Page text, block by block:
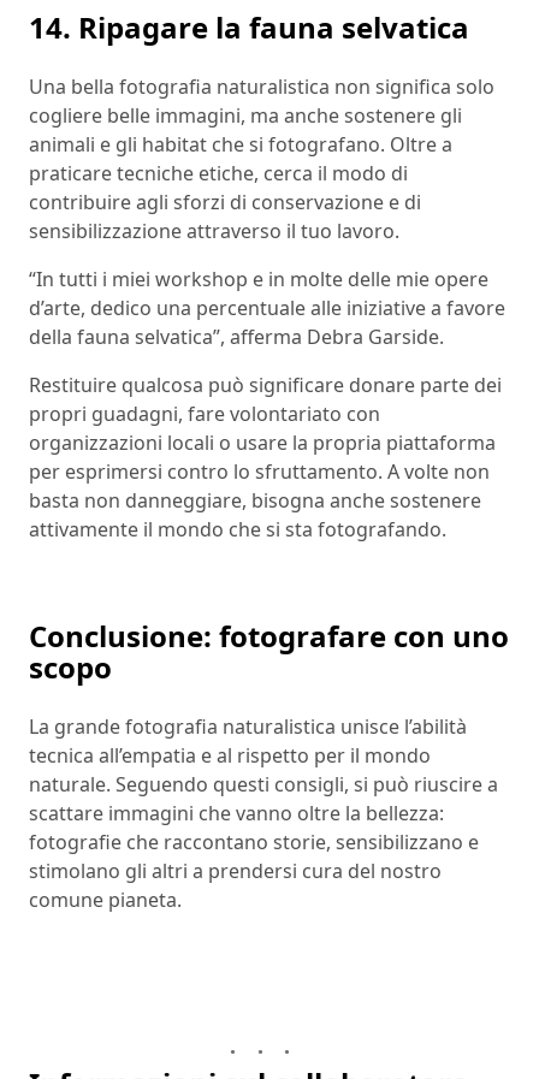
14. Ripagare la fauna selvatica
Una bella fotografia naturalistica non significa solo
cogliere belle immagini, ma anche sostenere gli
animali e gli habitat che si fotografano. Oltre a
praticare tecniche etiche, cerca il modo di
contribuire agli sforzi di conservazione e di
sensibilizzazione attraverso il tuo lavoro.
“In tutti i miei workshop e in molte delle mie opere
d’arte, dedico una percentuale alle iniziative a favore
della fauna selvatica”, afferma Debra Garside.
Restituire qualcosa può significare donare parte dei
propri guadagni, fare volontariato con
organizzazioni locali o usare la propria piattaforma
per esprimersi contro lo sfruttamento. A volte non
basta non danneggiare, bisogna anche sostenere
attivamente il mondo che si sta fotografando.
Conclusione: fotografare con uno
scopo
La grande fotografia naturalistica unisce l’abilità
tecnica all’empatia e al rispetto per il mondo
naturale. Seguendo questi consigli, si può riuscire a
scattare immagini che vanno oltre la bellezza:
fotografie che raccontano storie, sensibilizzano e
stimolano gli altri a prendersi cura del nostro
comune pianeta.